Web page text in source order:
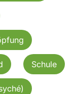
Schule